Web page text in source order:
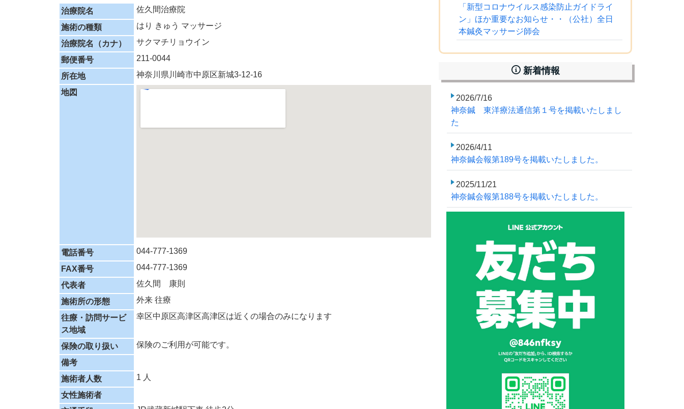
治療院名 佐久間治療院
施術の種類 はり きゅう マッサージ
治療院名（カナ） サクマチリョウイン
郵便番号 211-0044
所在地 神奈川県川崎市中原区新城3-12-16
地図
電話番号 044-777-1369
FAX番号 044-777-1369
代表者 佐久間 康則
施術所の形態 外来 往療
往療・訪問サービ
ス地域
幸区中原区高津区高津区は近くの場合のみになります
保険の取り扱い 保険のご利用が可能です。
備考
施術者人数
1 人
女性施術者
「新型コロナウイルス感染防止ガイドライ
ン」ほか重要なお知らせ・・（公社）全日
本鍼灸マッサージ師会
新着情報
2026/7/16
神奈鍼 東洋療法通信第１号を掲載いたしまし
た
2026/4/11
神奈鍼会報第189号を掲載いたしました。
2025/11/21
神奈鍼会報第188号を掲載いたしました。